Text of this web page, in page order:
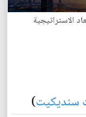
الاستراتيجية
سنديكيت)